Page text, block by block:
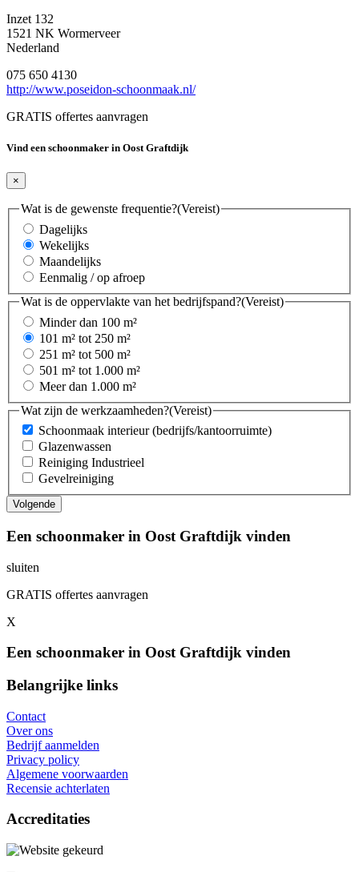
Inzet 132
1521 NK Wormerveer
Nederland
075 650 4130
http://www.poseidon-schoonmaak.nl/
GRATIS offertes aanvragen
Vind een schoonmaker in Oost Graftdijk
×
Wat is de gewenste frequentie?(Vereist)
Dagelijks
Wekelijks
Maandelijks
Eenmalig / op afroep
Wat is de oppervlakte van het bedrijfspand?(Vereist)
Minder dan 100 m²
101 m² tot 250 m²
251 m² tot 500 m²
501 m² tot 1.000 m²
Meer dan 1.000 m²
Wat zijn de werkzaamheden?(Vereist)
Schoonmaak interieur (bedrijfs/kantoorruimte)
Glazenwassen
Reiniging Industrieel
Gevelreiniging
Een schoonmaker in Oost Graftdijk vinden
sluiten
GRATIS offertes aanvragen
X
Een schoonmaker in Oost Graftdijk vinden
Belangrijke links
Contact
Over ons
Bedrijf aanmelden
Privacy policy
Algemene voorwaarden
Recensie achterlaten
Accreditaties